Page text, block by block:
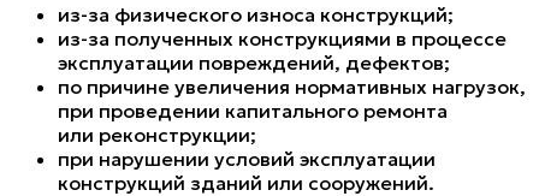
из-за физического износа конструкций;
из-за полученных конструкциями в процессе
эксплуатации повреждений, дефектов;
по причине увеличения нормативных нагрузок,
при проведении капитального ремонта
или реконструкции;
при нарушении условий эксплуатации
конструкций зданий или сооружений.